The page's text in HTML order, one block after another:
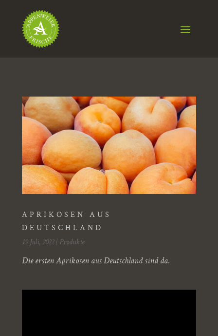
APRIKOSEN AUS
DEUTSCHLAND
19 Juli, 2022| Produkte
Die ersten Aprikosen aus Deutschland sind da.